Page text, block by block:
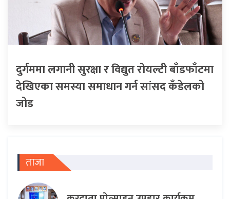
दुर्गममा लगानी सुरक्षा र विद्युत रोयल्टी बाँडफाँटमा
देखिएका समस्या समाधान गर्न सांसद कँडेलको
जोड
ताजा